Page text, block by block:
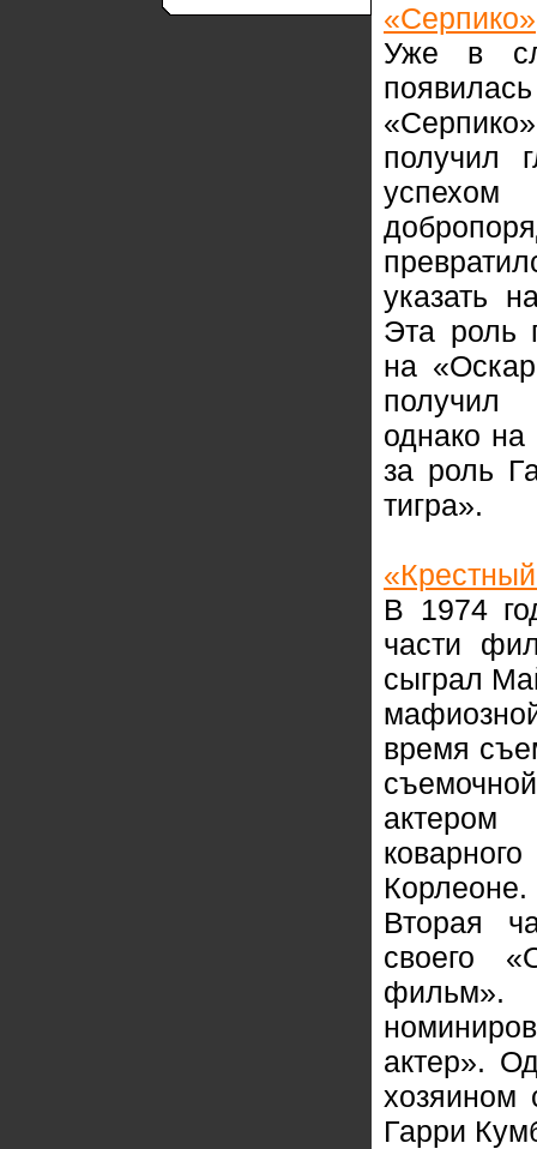
«Серпико»
Уже в
получил
успехом
указать
Эта роль
на
получил
однако
за роль
тигра».
В 1974
части
сыграл
время
Корлеоне.
Вторая
своего
актер».
хозяином
Гарри